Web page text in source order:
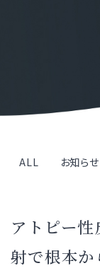
ALL お知らせ
アトピー
射で根本